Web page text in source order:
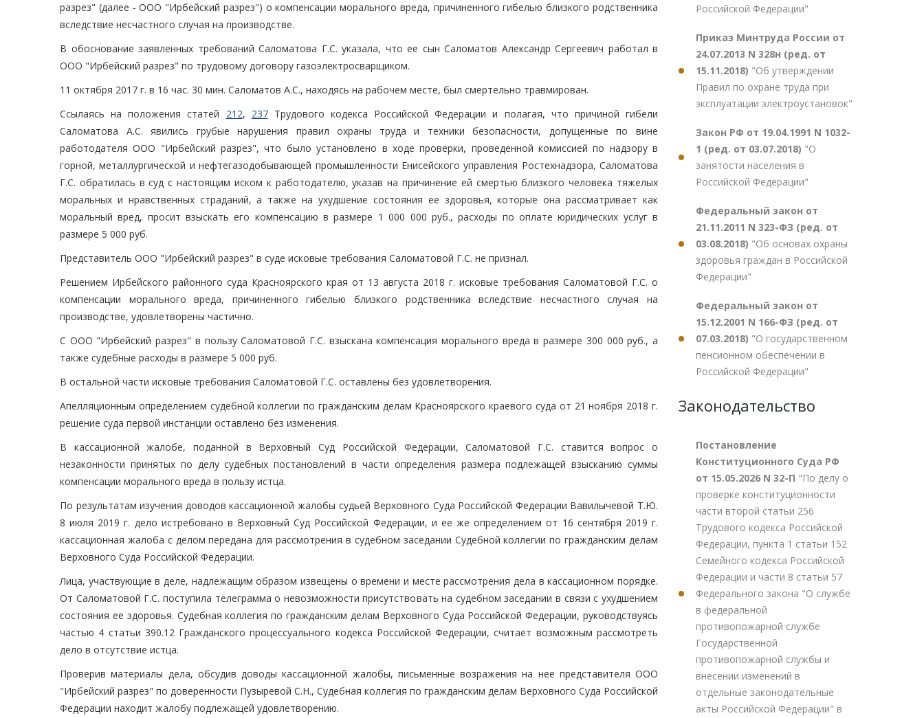
разрез" (далее - ООО "Ирбейский разрез") о компенсации морального вреда, причиненного гибелью близкого родственника
вследствие несчастного случая на производстве.
В обоснование заявленных требований Саломатова Г.С. указала, что ее сын Саломатов Александр Сергеевич работал в
ООО "Ирбейский разрез" по трудовому договору газоэлектросварщиком.
11 октября 2017 г. в 16 час. 30 мин. Саломатов А.С., находясь на рабочем месте, был смертельно травмирован.
Ссылаясь на положения статей 212, 237Трудового кодекса Российской Федерации и полагая, что причиной гибели
Саломатова А.С. явились грубые нарушения правил охраны труда и техники безопасности, допущенные по вине
работодателя ООО "Ирбейский разрез", что было установлено в ходе проверки, проведенной комиссией по надзору в
горной, металлургической и нефтегазодобывающей промышленности Енисейского управления Ростехнадзора, Саломатова
Г.С. обратилась в суд с настоящим иском к работодателю, указав на причинение ей смертью близкого человека тяжелых
моральных и нравственных страданий, а также на ухудшение состояния ее здоровья, которые она рассматривает как
моральный вред, просит взыскать его компенсацию в размере 1 000 000 руб., расходы по оплате юридических услуг в
размере 5 000 руб.
Представитель ООО "Ирбейский разрез" в суде исковые требования Саломатовой Г.С. не признал.
Решением Ирбейского районного суда Красноярского края от 13 августа 2018 г. исковые требования Саломатовой Г.С. о
компенсации морального вреда, причиненного гибелью близкого родственника вследствие несчастного случая на
производстве, удовлетворены частично.
С ООО "Ирбейский разрез" в пользу Саломатовой Г.С. взыскана компенсация морального вреда в размере 300 000 руб., а
также судебные расходы в размере 5 000 руб.
В остальной части исковые требования Саломатовой Г.С. оставлены без удовлетворения.
Апелляционным определением судебной коллегии по гражданским делам Красноярского краевого суда от 21 ноября 2018 г.
решение суда первой инстанции оставлено без изменения.
В кассационной жалобе, поданной в Верховный Суд Российской Федерации, Саломатовой Г.С. ставится вопрос о
незаконности принятых по делу судебных постановлений в части определения размера подлежащей взысканию суммы
компенсации морального вреда в пользу истца.
По результатам изучения доводов кассационной жалобы судьей Верховного Суда Российской Федерации Вавилычевой Т.Ю.
8 июля 2019 г. дело истребовано в Верховный Суд Российской Федерации, и ее же определением от 16 сентября 2019 г.
кассационная жалоба с делом передана для рассмотрения в судебном заседании Судебной коллегии по гражданским делам
Верховного Суда Российской Федерации.
Лица, участвующие в деле, надлежащим образом извещены о времени и месте рассмотрения дела в кассационном порядке.
От Саломатовой Г.С. поступила телеграмма о невозможности присутствовать на судебном заседании в связи с ухудшением
состояния ее здоровья. Судебная коллегия по гражданским делам Верховного Суда Российской Федерации, руководствуясь
частью 4 статьи 390.12 Гражданского процессуального кодекса Российской Федерации, считает возможным рассмотреть
дело в отсутствие истца.
Проверив материалы дела, обсудив доводы кассационной жалобы, письменные возражения на нее представителя ООО
"Ирбейский разрез" по доверенности Пузыревой С.Н., Судебная коллегия по гражданским делам Верховного Суда Российской
Федерации находит жалобу подлежащей удовлетворению.
Российской Федерации"
Приказ Минтруда России от
24.07.2013 N 328н (ред. от
15.11.2018) "Об утверждении
Правил по охране труда при
эксплуатации электроустановок"
Закон РФ от 19.04.1991 N 1032-
1 (ред. от 03.07.2018) "О
занятости населения в
Российской Федерации"
Федеральный закон от
21.11.2011 N 323-ФЗ (ред. от
03.08.2018) "Об основах охраны
здоровья граждан в Российской
Федерации"
Федеральный закон от
15.12.2001 N 166-ФЗ (ред. от
07.03.2018) "О государственном
пенсионном обеспечении в
Российской Федерации"
Законодательство
Постановление
Конституционного Суда РФ
от 15.05.2026 N 32-П "По делу о
проверке конституционности
части второй статьи 256
Трудового кодекса Российской
Федерации, пункта 1 статьи 152
Семейного кодекса Российской
Федерации и части 8 статьи 57
Федерального закона "О службе
в федеральной
противопожарной службе
Государственной
противопожарной службы и
внесении изменений в
отдельные законодательные
акты Российской Федерации" в